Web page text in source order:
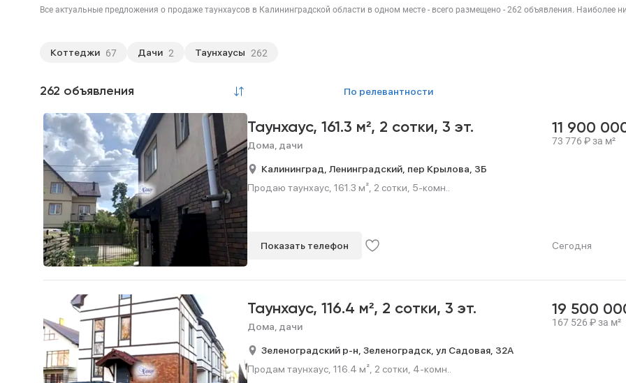
Коттеджи 67 Дачи 2 Таунхаусы 262
262 объявления по релевантности
Таунхаус, 161.3 м², 2 сотки, 3 эт.
Дома, дачи
11 900
73 776 ₽за м²
Калининград, Ленинградский, пер Крылова, 3Б
Продаю таунхаус, 161.3 м², 2 сотки, 5-комн..
Показать телефон Сегодня
Таунхаус, 116.4 м², 2 сотки, 3 эт.
Дома, дачи
19 500
167 526 ₽за м²
Зеленоградский р-н, Зеленоградск, ул Садовая, 32А
Продам таунхаус, 116.4 м², 2 сотки, 4-комн..